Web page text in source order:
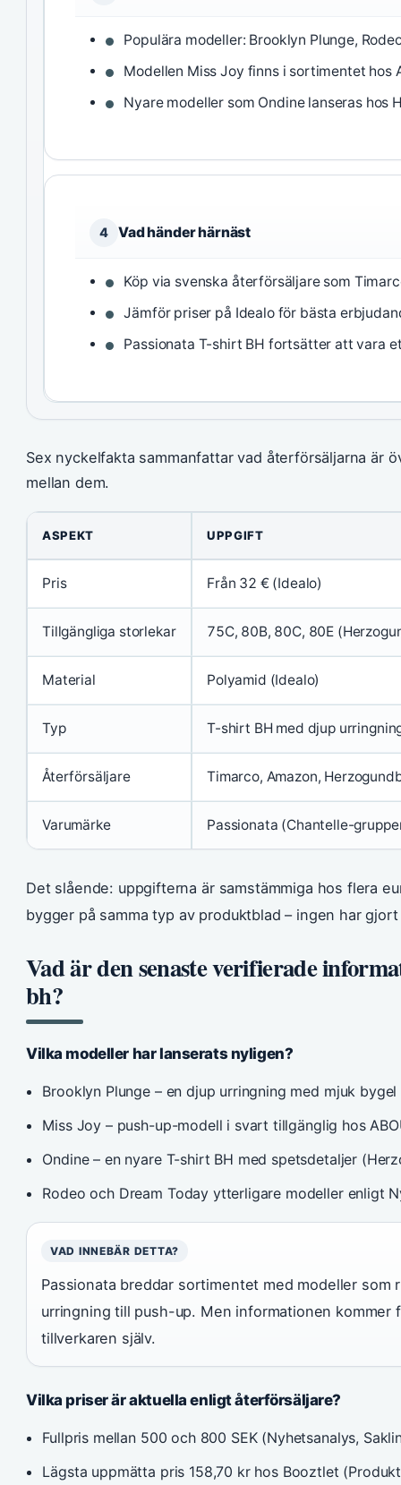
Populära modeller: Brooklyn Plunge,
Modellen Miss Joy finns i sortimentet hos
Nyare modeller som Ondine lanseras hos
4 Vad händer härnäst
Köp via svenska återförsäljare som
Jämför priser på Idealo för bästa
Passionata T-shirt BH fortsätter att vara
Sex nyckelfakta sammanfattar vad återförsäljarna är
mellan dem.
ASPEKT UPPGIFT
Pris Från 32 € (Idealo)
Tillgängliga storlekar 75C, 80B, 80C, 80E
Material Polyamid (Idealo)
Typ T-shirt BH med djup
Återförsäljare Timarco, Amazon,
Varumärke Passionata (Chantelle-
Det slående: uppgifterna är samstämmiga hos flera
bygger på samma typ av produktblad – ingen har
Vad är den senaste verifierade
bh?
Vilka modeller har lanserats nyligen?
Brooklyn Plunge – en djup urringning med mjuk
Miss Joy – push-up-modell i svart tillgänglig hos
Ondine – en nyare T-shirt BH med spetsdetaljer
Rodeo och Dream Today ytterligare modeller enligt
VAD INNEBÄR DETTA?
Passionata breddar sortimentet med modeller som
urringning till push-up. Men informationen kommer
tillverkaren själv.
Vilka priser är aktuella enligt återförsäljare?
Fullpris mellan 500 och 800 SEK (Nyhetsanalys,
Lägsta uppmätta pris 158,70 kr hos Booztlet